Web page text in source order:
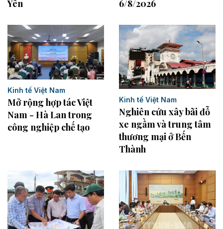
Yên
6/8/2026
Kinh tế Việt Nam
Mở rộng hợp tác Việt
Nam - Hà Lan trong
công nghiệp chế tạo
Kinh tế Việt Nam
Nghiên cứu xây bãi đỗ
xe ngầm và trung tâm
thương mại ở Bến
Thành